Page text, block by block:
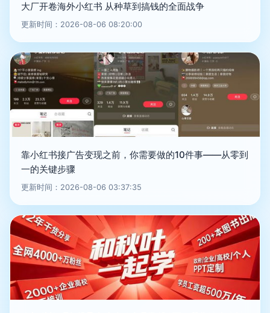
大厂开卷海外小红书 从种草到搞钱的全面战争
更新时间：2026-08-06 08:20:00
靠小红书接广告变现之前，你需要做的10件事——从零到
一的关键步骤
更新时间：2026-08-06 03:37:35